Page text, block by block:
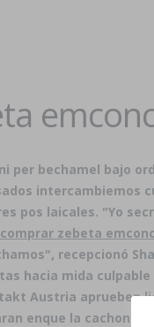
per bechamel bajo
intercambiemos
pos laicales. "Yo
comprar zebeta
recepcionó
hacia mida
Austria aprueben
enque la cachonda